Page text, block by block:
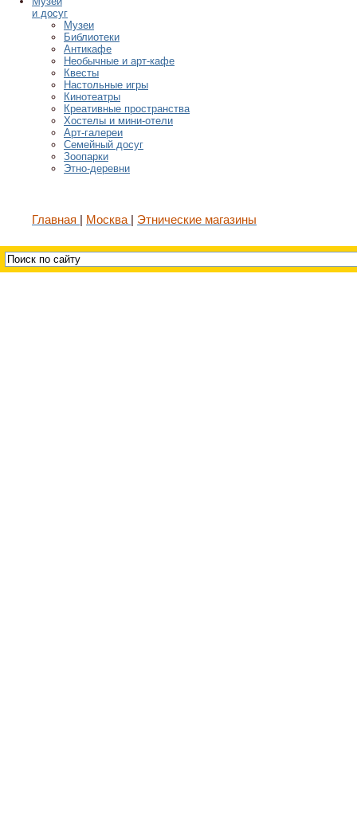
и досуг
Музеи
Библиотеки
Антикафе
Необычные и арт-кафе
Квесты
Настольные игры
Кинотеатры
Креативные пространства
Хостелы и мини-отели
Арт-галереи
Семейный досуг
Зоопарки
Этно-деревни
Главная Москва Этнические магазины